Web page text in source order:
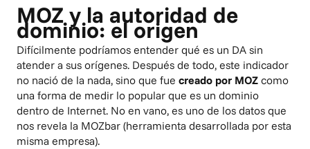
MOZ y la autoridad de
dominio: el origen
Difícilmente podríamos entender qué es un DA sin
atender a sus orígenes. Después de todo, este indicador
no nació de la nada, sino que fue creado por MOZ como
una forma de medir lo popular que es un dominio
dentro de Internet. No en vano, es uno de los datos que
nos revela la MOZbar (herramienta desarrollada por esta
misma empresa).